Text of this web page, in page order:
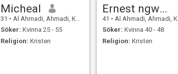
Micheal
31 • Al Ahmadi, Ahmadi, Kuwait
Söker: Kvinna 25 - 55
Religion: Kristen
Ernest ngwe tebuck
41 • Al Ahmadi, Ahmadi, Kuwait
Söker: Kvinna 40 - 48
Religion: Kristen